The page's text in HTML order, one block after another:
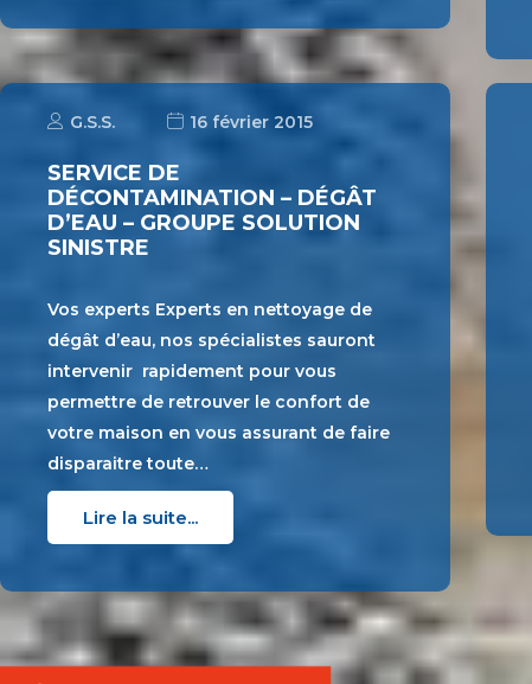
G.S.S. 16 février 2015
SERVICE DE
DÉCONTAMINATION – DÉGÂT
D’EAU – GROUPE SOLUTION
SINISTRE
Vos experts Experts en nettoyage de
dégât d’eau, nos spécialistes sauront
intervenir rapidement pour vous
permettre de retrouver le confort de
votre maison en vous assurant de faire
disparaitre toute…
Lire la suite...